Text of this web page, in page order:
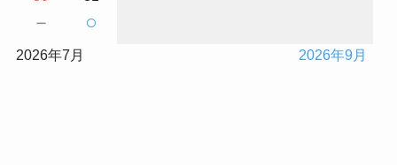
－ ○
2026年7月 2026年9月